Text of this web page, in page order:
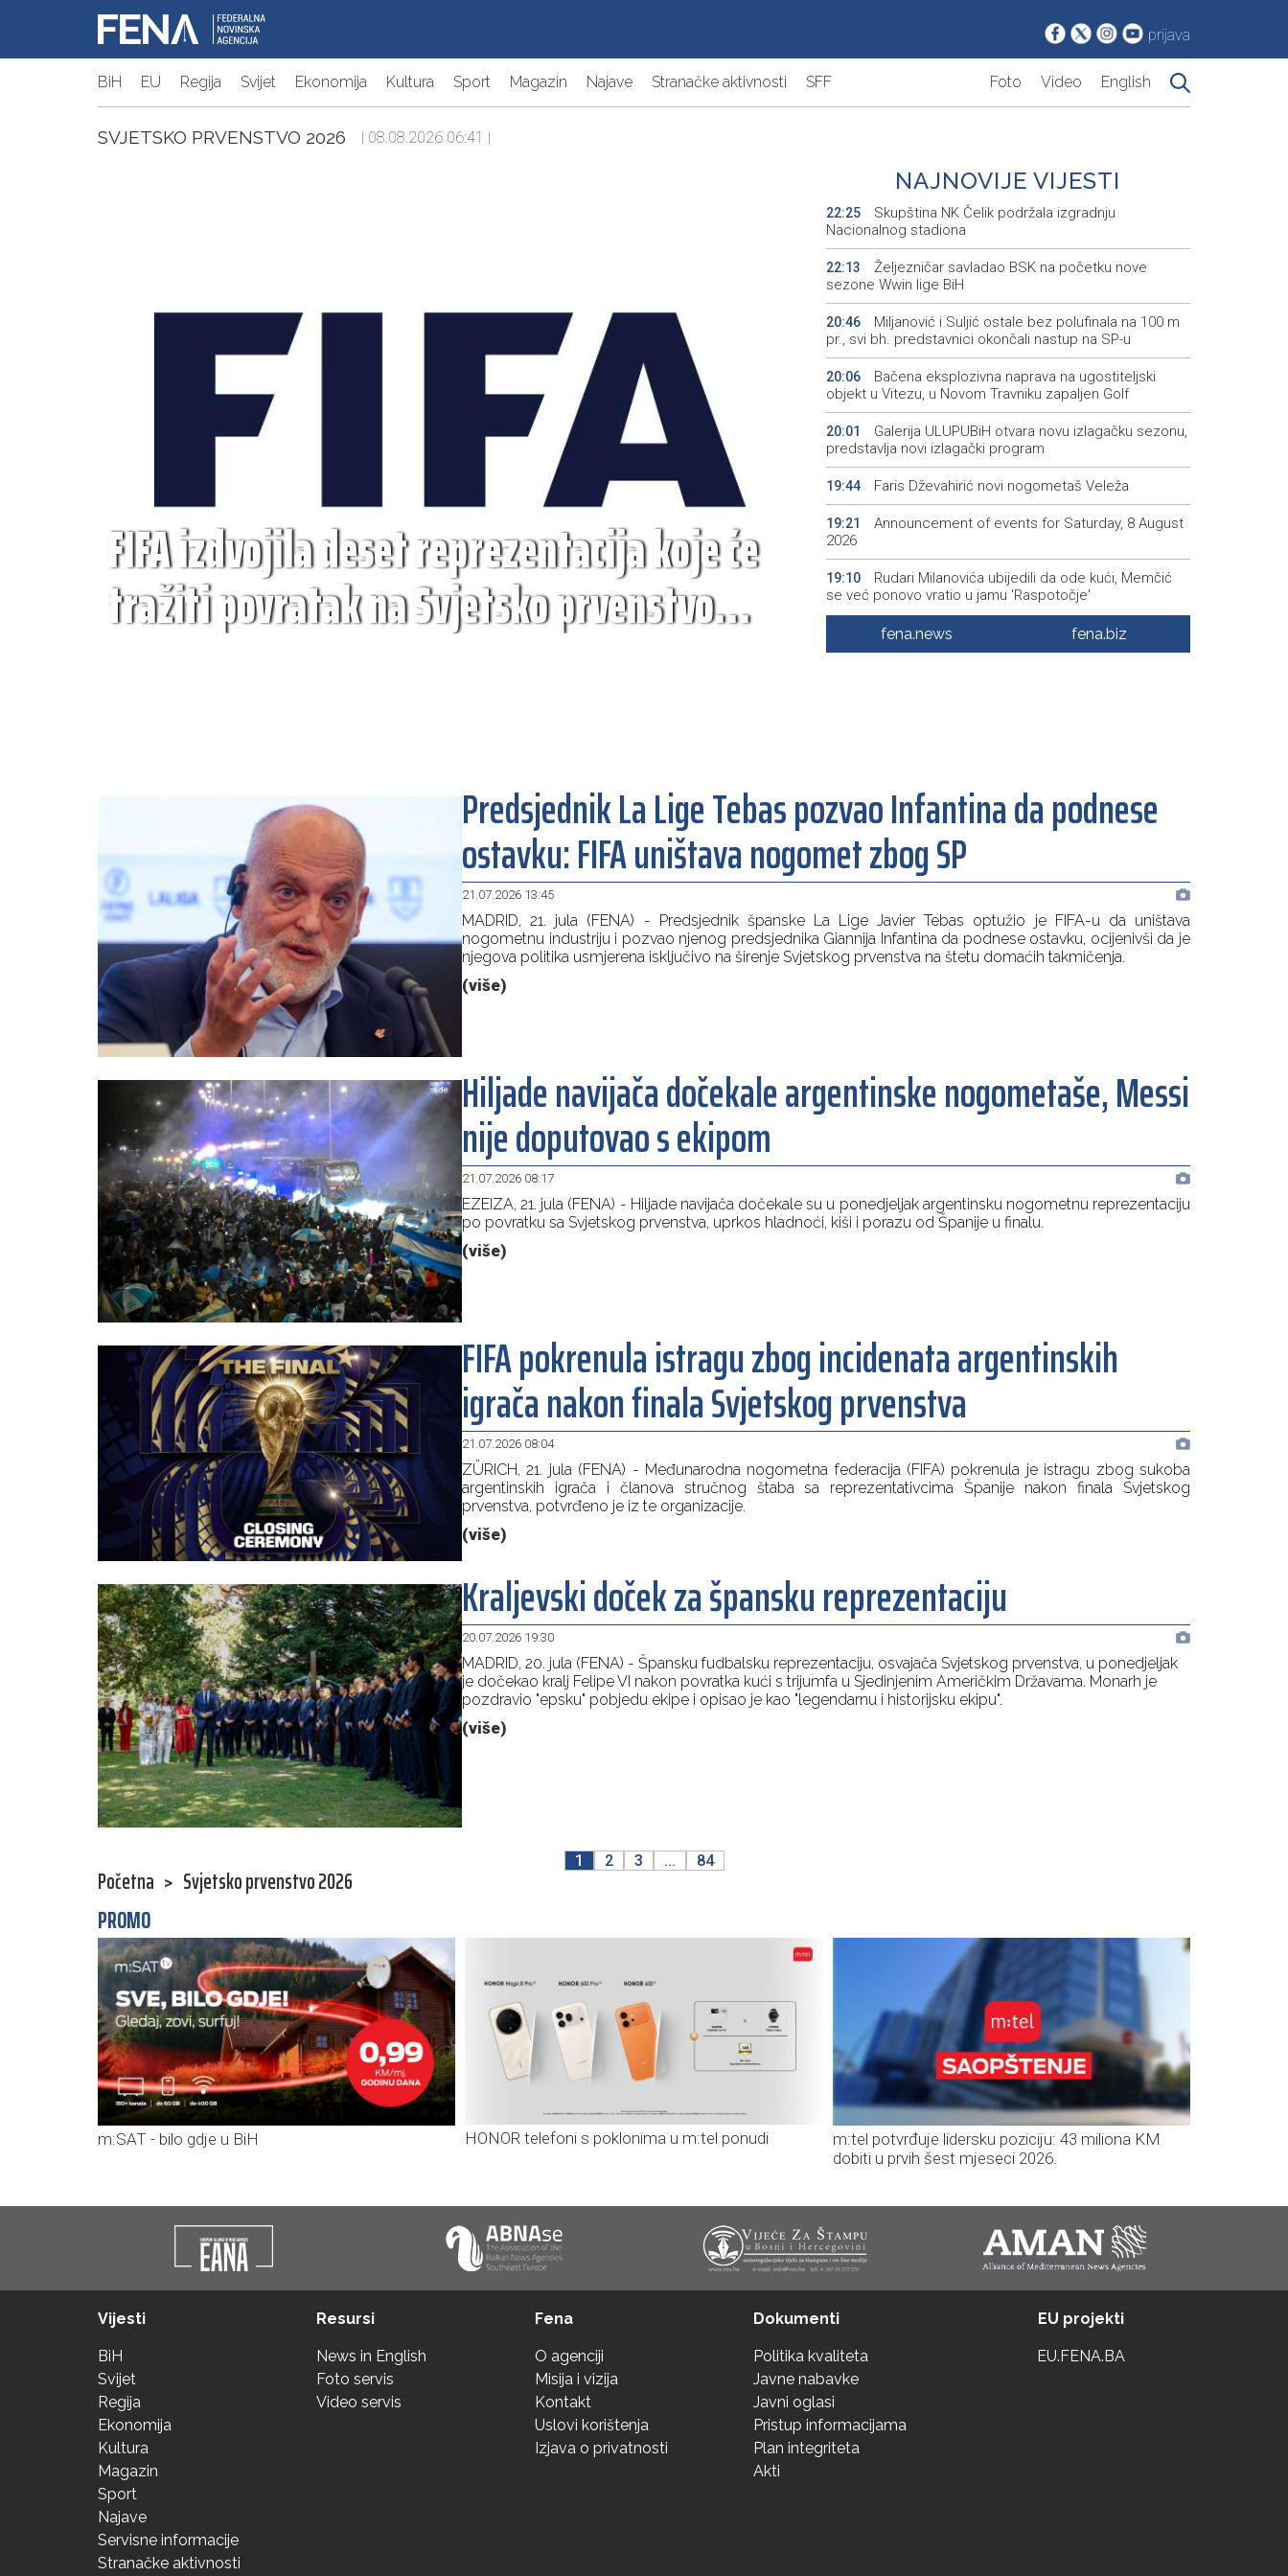
prijava
BiH EU Regija Svijet Ekonomija Kultura Sport Magazin Najave Stranačke aktivnosti SFF Foto Video English
SVJETSKO PRVENSTVO 2026 | 08.08.2026 06:41 |
FIFA izdvojila deset reprezentacija koje će
tražiti povratak na Svjetsko prvenstvo
NAJNOVIJE VIJESTI
22:25
Skupština NK Čelik podržala izgradnju
Nacionalnog stadiona
22:13
Željezničar savladao BSK na početku nove
sezone Wwin lige BiH
20:46
Miljanović i Suljić ostale bez polufinala na 100 m
pr., svi bh. predstavnici okončali nastup na SP-u
20:06
Bačena eksplozivna naprava na ugostiteljski
objekt u Vitezu, u Novom Travniku zapaljen Golf
20:01
Galerija ULUPUBiH otvara novu izlagačku sezonu,
predstavlja novi izlagački program
19:44 Faris Dževahirić novi nogometaš Veleža
19:21
Announcement of events for Saturday, 8 August
2026
19:10
Rudari Milanovića ubijedili da ode kući, Memčić
se već ponovo vratio u jamu 'Raspotočje'
Sarajevo Film Festival presents Kinoscope and
Kinoscope Surreal programs
fena.news fena.biz
Predsjednik La Lige Tebas pozvao Infantina da podnese
ostavku: FIFA uništava nogomet zbog SP
21.07.2026 13:45
MADRID, 21. jula (FENA) - Predsjednik španske La Lige Javier Tebas optužio je FIFA-u da uništava
nogometnu industriju i pozvao njenog predsjednika Giannija Infantina da podnese ostavku, ocijenivši da je
njegova politika usmjerena isključivo na širenje Svjetskog prvenstva na štetu domaćih takmičenja.
(više)
Hiljade navijača dočekale argentinske nogometaše, Messi
nije doputovao s ekipom
21.07.2026 08:17
EZEIZA, 21. jula (FENA) - Hiljade navijača dočekale su u ponedjeljak argentinsku nogometnu reprezentaciju
po povratku sa Svjetskog prvenstva, uprkos hladnoći, kiši i porazu od Španije u finalu.
(više)
FIFA pokrenula istragu zbog incidenata argentinskih
igrača nakon finala Svjetskog prvenstva
21.07.2026 08:04
ZÜRICH, 21. jula (FENA) - Međunarodna nogometna federacija (FIFA) pokrenula je istragu zbog sukoba
argentinskih igrača i članova stručnog štaba sa reprezentativcima Španije nakon finala Svjetskog
prvenstva, potvrđeno je iz te organizacije.
(više)
Kraljevski doček za špansku reprezentaciju
20.07.2026 19:30
MADRID, 20. jula (FENA) - Špansku fudbalsku reprezentaciju, osvajača Svjetskog prvenstva, u ponedjeljak
je dočekao kralj Felipe VI nakon povratka kući s trijumfa u Sjedinjenim Američkim Državama. Monarh je
pozdravio "epsku" pobjedu ekipe i opisao je kao "legendarnu i historijsku ekipu".
(više)
1 2 3 ... 84
Početna > Svjetsko prvenstvo 2026
PROMO
m:SAT - bilo gdje u BiH HONOR telefoni s poklonima u m:tel ponudi
m:tel potvrđuje lidersku poziciju: 43 miliona KM
dobiti u prvih šest mjeseci 2026.
Vijesti
BiH
Svijet
Regija
Ekonomija
Kultura
Magazin
Sport
Najave
Servisne informacije
Stranačke aktivnosti
Resursi
News in English
Foto servis
Video servis
Fena
O agenciji
Misija i vizija
Kontakt
Uslovi korištenja
Izjava o privatnosti
Dokumenti
Politika kvaliteta
Javne nabavke
Javni oglasi
Pristup informacijama
Plan integriteta
Akti
EU projekti
EU.FENA.BA